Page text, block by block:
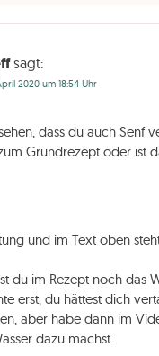
sagt:
2020 um 18:54 Uhr
dass du auch Senf
Grundrezept oder ist
und im Text oben
du im Rezept noch das
erst, du hättest dich
aber habe dann im
dazu machst.